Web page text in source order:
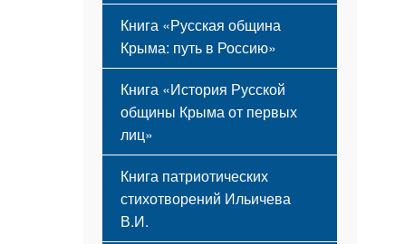
Книга «Русская община
Крыма: путь в Россию»
Книга «История Русской
общины Крыма от первых
лиц»
Книга патриотических
стихотворений Ильичева
В.И.